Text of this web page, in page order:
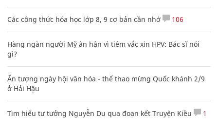
Các công thức hóa học lớp 8, 9 cơ bản cần nhớ 106
Hàng ngàn người Mỹ ân hận vì tiêm vắc xin HPV: Bác sĩ nói
gì?
Ấn tượng ngày hội văn hóa - thể thao mừng Quốc khánh 2/9
ở Hải Hậu
Tìm hiểu tư tưởng Nguyễn Du qua đoạn kết Truyện Kiều 1